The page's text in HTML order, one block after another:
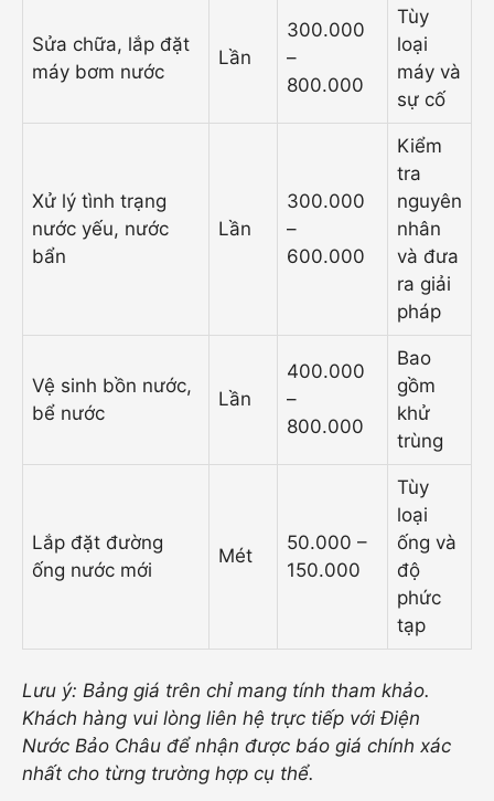
Sửa chữa, lắp đặt
máy bơm nước
Lần
300.000
–
800.000
Tùy
loại
máy và
sự cố
Xử lý tình trạng
nước yếu, nước
bẩn
Lần
300.000
–
600.000
Kiểm
tra
nguyên
nhân
và đưa
ra giải
pháp
Vệ sinh bồn nước,
bể nước
Lần
400.000
–
800.000
Bao
gồm
khử
trùng
Lắp đặt đường
ống nước mới
Mét
50.000 –
150.000
Tùy
loại
ống và
độ
phức
tạp
Lưu ý: Bảng giá trên chỉ mang tính tham khảo.
Khách hàng vui lòng liên hệ trực tiếp với Điện
Nước Bảo Châu để nhận được báo giá chính xác
nhất cho từng trường hợp cụ thể.